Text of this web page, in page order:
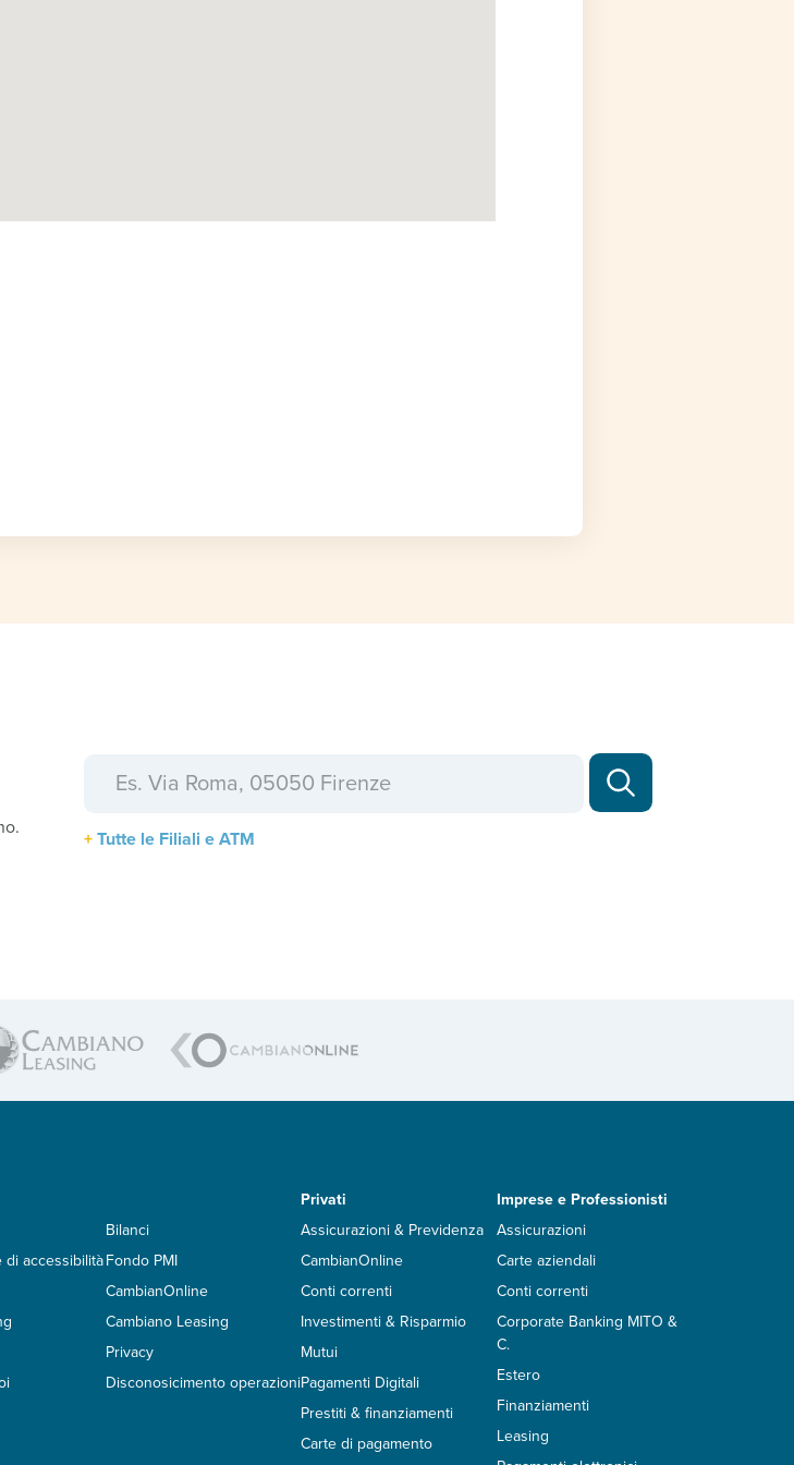
Tutte le Filiali e ATM
di accessibilità
Bilanci
Fondo PMI
CambianOnline
Cambiano Leasing
Privacy
Disconosicimento operazioni
Privati
Assicurazioni & Previdenza
CambianOnline
Conti correnti
Investimenti & Risparmio
Mutui
Pagamenti Digitali
Prestiti & finanziamenti
Carte di pagamento
Imprese e Professionisti
Assicurazioni
Carte aziendali
Conti correnti
Corporate Banking MITO &
C.
Estero
Finanziamenti
Leasing